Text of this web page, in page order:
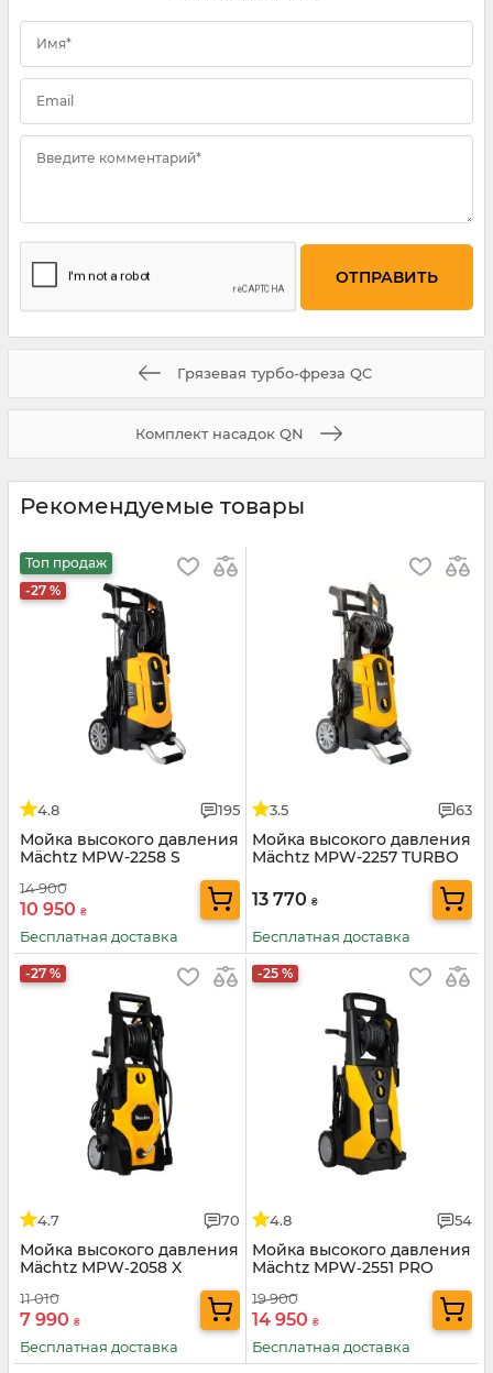
Имя*
Email
Введите комментарий*
Грязевая турбо-фреза QC
Комплект насадок QN
Рекомендуемые товары
Топ продаж
-27 %
4.8 195
Мойка высокого давления
Mächtz MPW-2258 S
14 900
10 950 ₴
Бесплатная доставка
3.5 63
Мойка высокого давления
Mächtz MPW-2257 TURBO
13 770 ₴
Бесплатная доставка
-27 %
4.7 70
Мойка высокого давления
Mächtz MPW‑2058 X
11 010
7 990 ₴
Бесплатная доставка
-25 %
4.8 54
Мойка высокого давления
Mächtz MPW‑2551 PRO
19 900
14 950 ₴
Бесплатная доставка